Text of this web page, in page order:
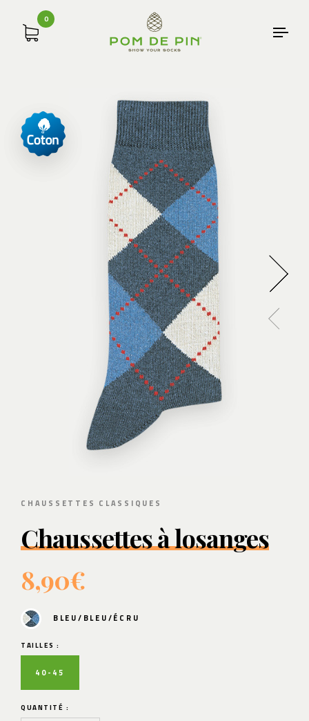
CHAUSSETTES CLASSIQUES
Chaussettes à losanges
8,90€
BLEU/BLEU/ÉCRU
TAILLES :
40-45
QUANTITÉ :